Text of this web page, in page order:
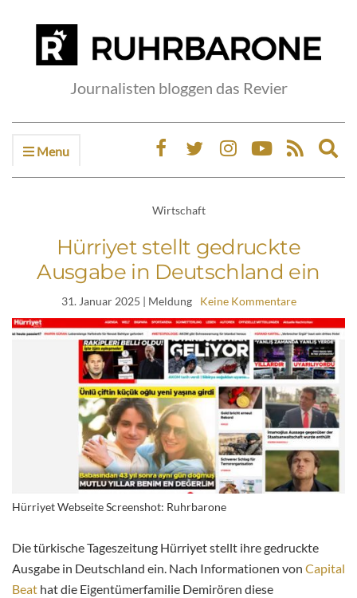
Journalisten bloggen das Revier
Menu
Wirtschaft
Hürriyet stellt gedruckte
Ausgabe in Deutschland ein
31. Januar 2025 | Meldung Keine Kommentare
Hürriyet Webseite Screenshot: Ruhrbarone
Die türkische Tageszeitung Hürriyet stellt ihre gedruckte
Ausgabe in Deutschland ein. Nach Informationen von Capital
Beat hat die Eigentümerfamilie Demirören diese